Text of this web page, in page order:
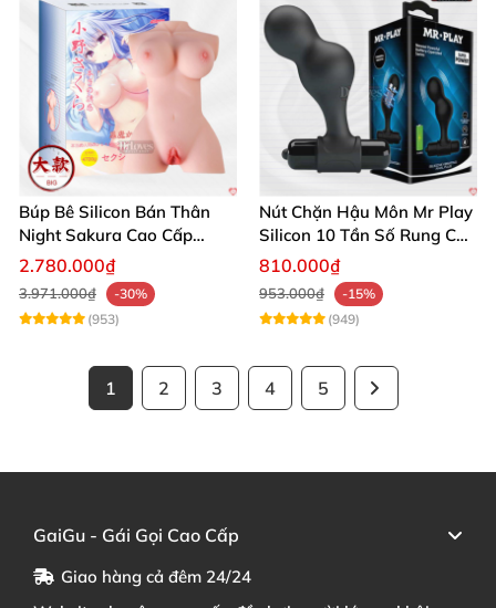
Búp Bê Silicon Bán Thân
Night Sakura Cao Cấp
Rung Đa Chức Năng
2.780.000₫
3.971.000₫
-30%
(953)
Nút Chặn Hậu Môn Mr Play
Silicon 10 Tần Số Rung Cao
Cấp
810.000₫
953.000₫
-15%
(949)
1 2 3 4 5
GaiGu - Gái Gọi Cao Cấp
Giao hàng cả đêm 24/24